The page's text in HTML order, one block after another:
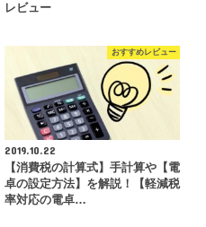
レビュー
おすすめレビュー
2019.10.22
【消費税の計算式】手計算や【電
卓の設定方法】を解説！【軽減税
率対応の電卓…